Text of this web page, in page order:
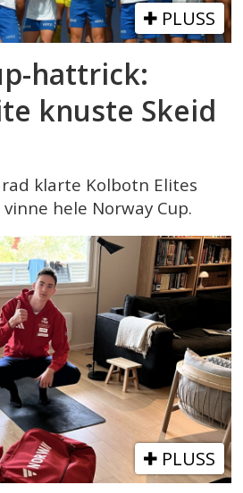
PLUSS
hattrick:
knuste Skeid
klarte Kolbotn Elites
hele Norway Cup.
PLUSS